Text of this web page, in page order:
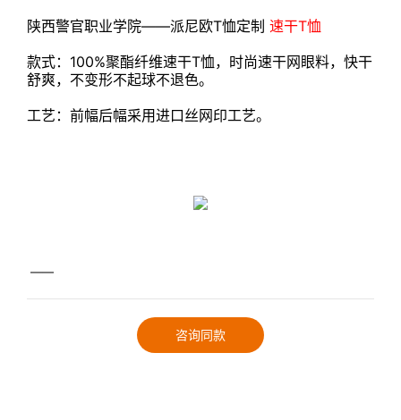
陕西警官职业学院——派尼欧T恤定制 速干T恤
款式：100%聚酯纤维速干T恤，时尚速干网眼料，快干
舒爽，不变形不起球不退色。
工艺：前幅后幅采用进口丝网印工艺。
——
咨询同款